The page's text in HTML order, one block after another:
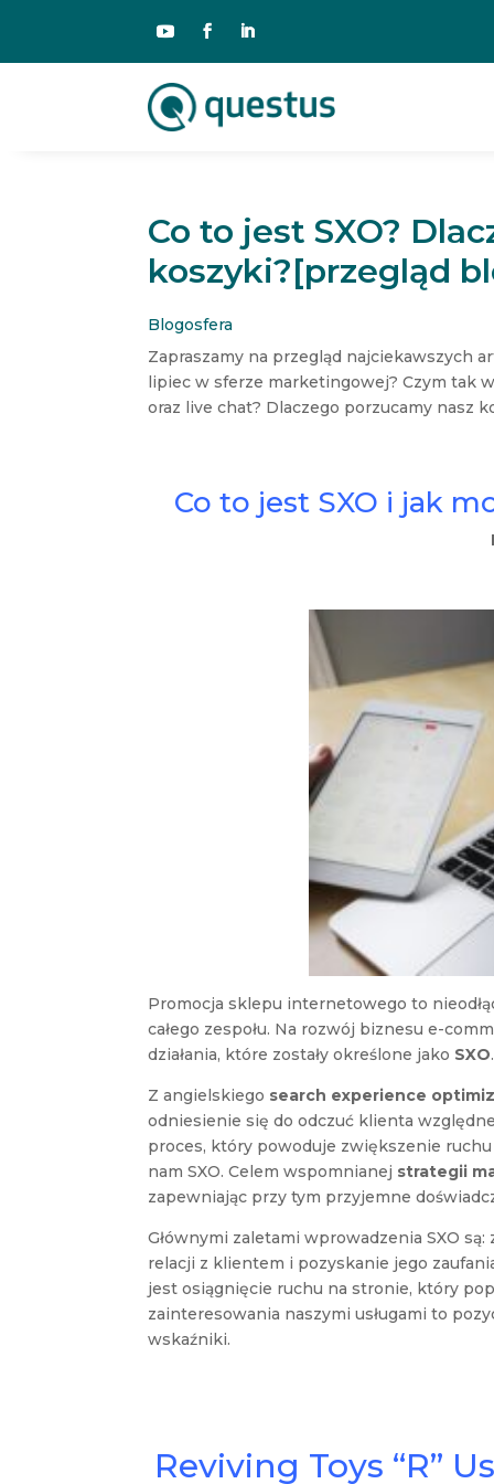
Co to jest SXO?
koszyki?[przegląd
Blogosfera
Zapraszamy na przegląd najciekawszych
lipiec w sferze marketingowej? Czym tak
oraz live chat? Dlaczego porzucamy nasz
Co to jest SXO i jak
Promocja sklepu internetowego to
całego zespołu. Na rozwój biznesu e-
działania, które zostały określone jako SXO
Z angielskiego search experience
odniesienie się do odczuć klienta
proces, który powoduje zwiększenie
nam SXO. Celem wspomnianej strategii
zapewniając przy tym przyjemne
Głównymi zaletami wprowadzenia SXO
relacji z klientem i pozyskanie jego
jest osiągnięcie ruchu na stronie, który
zainteresowania naszymi usługami to
wskaźniki.
Reviving Toys “R”